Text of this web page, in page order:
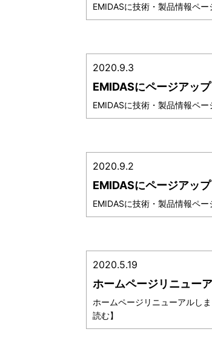
EMIDASに技術・製品情報ペ
2020.9.3
EMIDASにページアッ
EMIDASに技術・製品情報ペ
2020.9.2
EMIDASにページアッ
EMIDASに技術・製品情報ペ
2020.5.19
ホームページリニューア
ホームページリニューアルし
読む】